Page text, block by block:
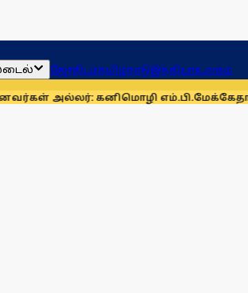
ஜோதிடம்தமிழ்நாடுஇந்தியாஉலகம்
கனிமொழி எம்.பி.மேக்கேதாட்டு